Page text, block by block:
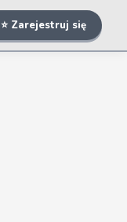
⭐ Zarejestruj się